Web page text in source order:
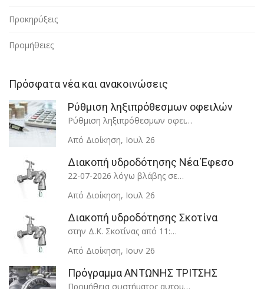
Προκηρύξεις
Προμήθειες
Πρόσφατα νέα και ανακοινώσεις
Ρύθμιση ληξιπρόθεσμων οφειλών
Ρύθμιση ληξιπρόθεσμων οφει…
Από Διοίκηση, Ιουλ 26
Διακοπή υδροδότησης Νέα Έφεσο
22-07-2026 λόγω βλάβης σε…
Από Διοίκηση, Ιουλ 26
Διακοπή υδροδότησης Σκοτίνα
στην Δ.Κ. Σκοτίνας από 11:…
Από Διοίκηση, Ιουν 26
Πρόγραμμα ΑΝΤΩΝΗΣ ΤΡΙΤΣΗΣ
Προμήθεια συστήματος αυτομ…